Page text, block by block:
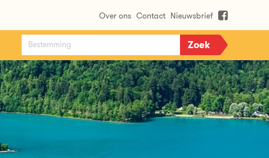
Over ons Contact Nieuwsbrief